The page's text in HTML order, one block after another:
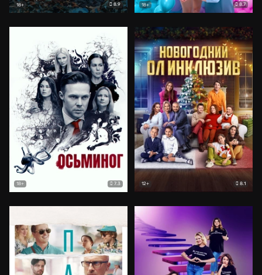
18+ 8.9 18+ 8.7
18+ 7.3 12+ 8.1